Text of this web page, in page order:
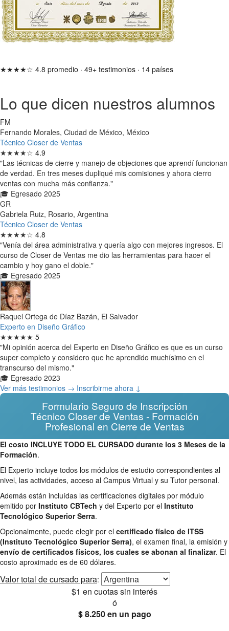
★★★★☆ 4.8 promedio · 49+ testimonios · 14 países
Lo que dicen nuestros alumnos
FM
Fernando Morales, Ciudad de México, México
Técnico Closer de Ventas
★★★★☆ 4.9
"Las técnicas de cierre y manejo de objeciones que aprendí funcionan
de verdad. En tres meses dupliqué mis comisiones y ahora cierro
ventas con mucha más confianza."
🎓 Egresado 2025
GR
Gabriela Ruiz, Rosario, Argentina
Técnico Closer de Ventas
★★★★☆ 4.8
"Venía del área administrativa y quería algo con mejores ingresos. El
curso de Closer de Ventas me dio las herramientas para hacer el
cambio y hoy gano el doble."
🎓 Egresado 2025
Raquel Ortega de Díaz Bazán, El Salvador
Experto en Diseño Gráfico
★★★★★ 5
"Mi opinión acerca del Experto en Diseño Gráfico es que es un curso
super completo y considero que he aprendido muchísimo en el
transcurso del mismo."
🎓 Egresado 2023
Ver más testimonios → Inscribirme ahora ↓
Formulario Seguro de Inscripción
Técnico Closer de Ventas - Formación
Profesional en Cierre de Ventas
El costo INCLUYE TODO EL CURSADO durante los 3 Meses de la
Formación.
El Experto incluye todos los módulos de estudio correspondientes al
nivel, las actividades, acceso al Campus Virtual y su Tutor personal.
Además están incluídas las certificaciones digitales por módulo
emitido por Instituto CBTech y del Experto por el Instituto
Tecnológico Superior Serra.
Opcionalmente, puede elegir por el certificado físico de ITSS
(Instituto Tecnológico Superior Serra), el examen final, la emisión y
envío de certificados físicos, los cuales se abonan al finalizar. El
costo aproximado es de 60 dólares.
Valor total de cursado para:
$1 en cuotas sin interés
ó
$ 8.250en un pago